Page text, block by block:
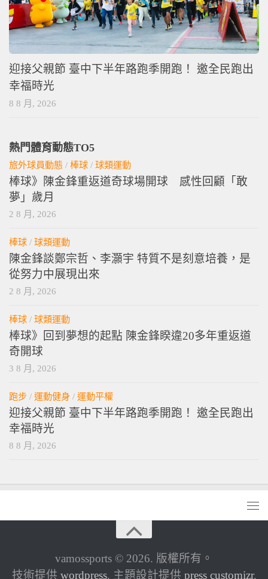
迎接父親節 臺中下半年路跑季開跑！ 邀全民跑出
幸福時光
8 8 月, 2026
熱門體育動態TO5
旅外球員動態 / 棒球 / 球類運動
棒球》陳金鋒重返道奇球場開球 感性回顧「敢
夢」歲月
2 8 月, 2026
棒球 / 球類運動
陳金鋒談鄭宗哲、李灝宇 特質不是刻意培養，是
從努力中展現出來
2 8 月, 2026
棒球 / 球類運動
棒球》回到夢想的起點 陳金鋒睽違20多年重返道
奇開球
3 8 月, 2026
跑步 / 運動健身 / 運動平權
迎接父親節 臺中下半年路跑季開跑！ 邀全民跑出
幸福時光
8 8 月, 2026
vamossports © 2026. 版權所有。
技術提供 wordpress. 主題設計提供 press customizr.